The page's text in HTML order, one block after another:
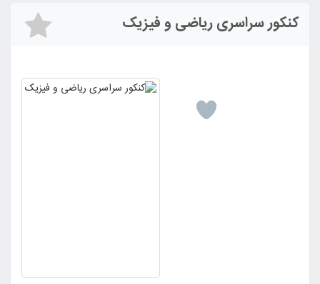
کنکور سراسری ریاضی و فیزیک